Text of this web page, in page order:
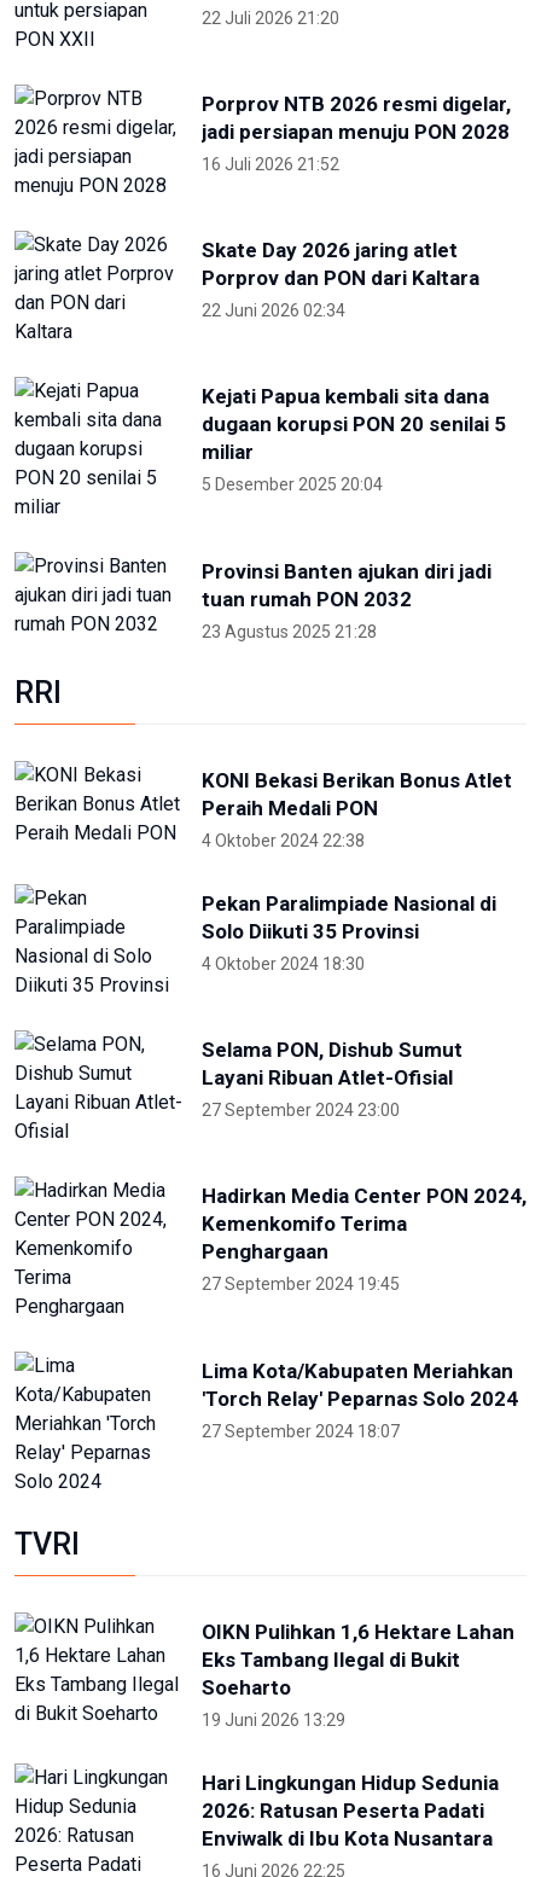
22 Juli 2026 21:20
Porprov NTB 2026 resmi digelar,
jadi persiapan menuju PON 2028
16 Juli 2026 21:52
Skate Day 2026 jaring atlet
Porprov dan PON dari Kaltara
22 Juni 2026 02:34
Kejati Papua kembali sita dana
dugaan korupsi PON 20 senilai 5
miliar
5 Desember 2025 20:04
Provinsi Banten ajukan diri jadi
tuan rumah PON 2032
23 Agustus 2025 21:28
RRI
KONI Bekasi Berikan Bonus Atlet
Peraih Medali PON
4 Oktober 2024 22:38
Pekan Paralimpiade Nasional di
Solo Diikuti 35 Provinsi
4 Oktober 2024 18:30
Selama PON, Dishub Sumut
Layani Ribuan Atlet-Ofisial
27 September 2024 23:00
Hadirkan Media Center PON 2024,
Kemenkomifo Terima
Penghargaan
27 September 2024 19:45
Lima Kota/Kabupaten Meriahkan
'Torch Relay' Peparnas Solo 2024
27 September 2024 18:07
TVRI
OIKN Pulihkan 1,6 Hektare Lahan
Eks Tambang Ilegal di Bukit
Soeharto
19 Juni 2026 13:29
Hari Lingkungan Hidup Sedunia
2026: Ratusan Peserta Padati
Enviwalk di Ibu Kota Nusantara
16 Juni 2026 22:25